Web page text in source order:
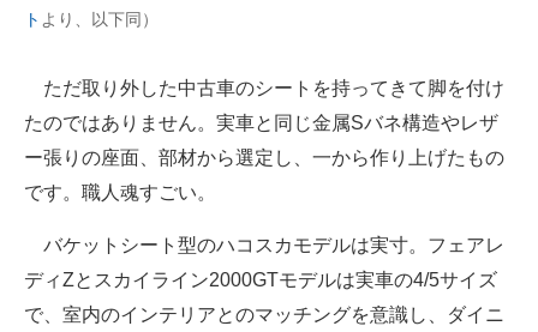
ト より、以下同）
ただ取り外した中古車のシートを持ってきて脚を付け
たのではありません。実車と同じ金属Sバネ構造やレザ
ー張りの座面、部材から選定し、一から作り上げたもの
です。職人魂すごい。
バケットシート型のハコスカモデルは実寸。フェアレ
ディZとスカイライン2000GTモデルは実車の4/5サイズ
で、室内のインテリアとのマッチングを意識し、ダイニ